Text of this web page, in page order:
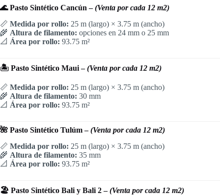
🌊 Pasto Sintético Cancún –(Venta por cada 12 m2)
📏 Medida por rollo: 25 m (largo) × 3.75 m (ancho)
🌾 Altura de filamento: opciones en 24 mm o 25 mm
📐 Área por rollo: 93.75 m²
🏝️ Pasto Sintético Maui –(Venta por cada 12 m2)
📏 Medida por rollo: 25 m (largo) × 3.75 m (ancho)
🌾 Altura de filamento: 30 mm
📐 Área por rollo: 93.75 m²
🌺 Pasto Sintético Tulúm –(Venta por cada 12 m2)
📏 Medida por rollo: 25 m (largo) × 3.75 m (ancho)
🌾 Altura de filamento: 35 mm
📐 Área por rollo: 93.75 m²
🏖️ Pasto Sintético Bali y Bali 2 –(Venta por cada 12 m2)